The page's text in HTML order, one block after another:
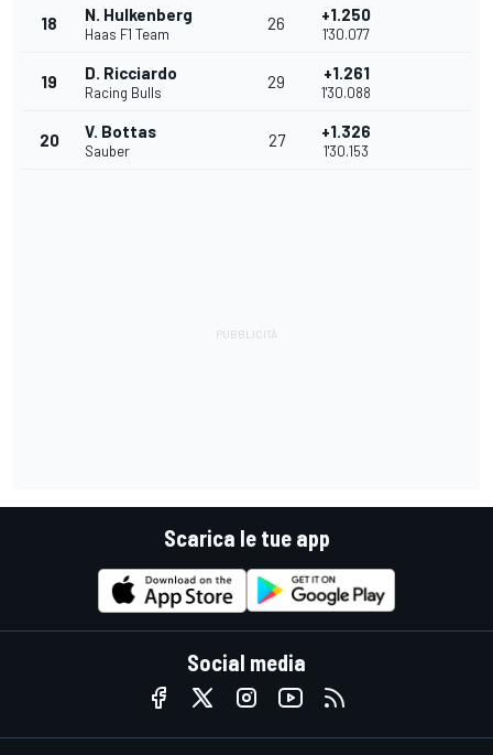
18 N. Hulkenberg
Haas F1 Team
26 +1.250
1'30.077
19 D. Ricciardo
Racing Bulls
29 +1.261
1'30.088
20 V. Bottas
Sauber
27 +1.326
1'30.153
Scarica le tue app
Social media